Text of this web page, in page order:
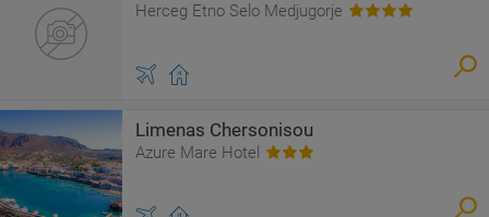
Herceg Etno Selo Medjugorje
Limenas Chersonisou
Azure Mare Hotel